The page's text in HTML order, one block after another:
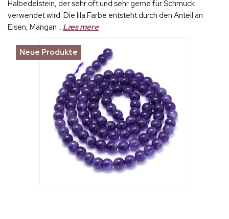
Halbedelstein, der sehr oft und sehr gerne für Schmuck
verwendet wird. Die lila Farbe entsteht durch den Anteil an
Eisen, Mangan ...Læs mere
Neue Produkte